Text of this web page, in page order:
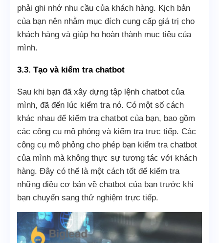
phải ghi nhớ nhu cầu của khách hàng. Kịch bản
của bạn nên nhằm mục đích cung cấp giá trị cho
khách hàng và giúp họ hoàn thành mục tiêu của
mình.
3.3. Tạo và kiểm tra chatbot
Sau khi bạn đã xây dựng tập lệnh chatbot của
mình, đã đến lúc kiểm tra nó. Có một số cách
khác nhau để kiểm tra chatbot của bạn, bao gồm
các công cụ mô phỏng và kiểm tra trực tiếp. Các
công cụ mô phỏng cho phép bạn kiểm tra chatbot
của mình mà không thực sự tương tác với khách
hàng. Đây có thể là một cách tốt để kiểm tra
những điều cơ bản về chatbot của bạn trước khi
bạn chuyển sang thử nghiệm trực tiếp.